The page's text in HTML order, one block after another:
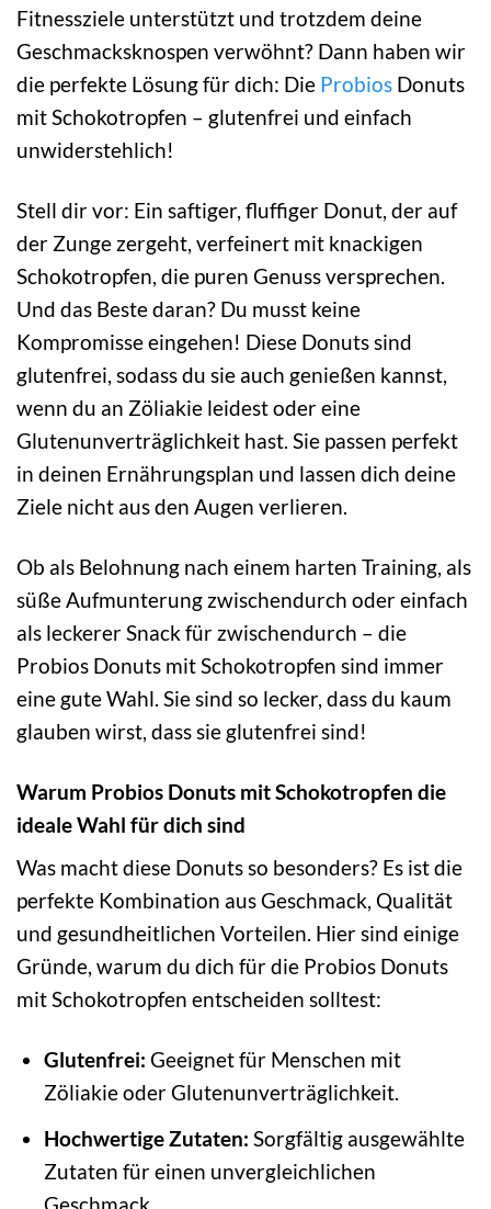
Fitnessziele unterstützt und trotzdem deine
Geschmacksknospen verwöhnt? Dann haben wir
die perfekte Lösung für dich: Die Probios Donuts
mit Schokotropfen – glutenfrei und einfach
unwiderstehlich!
Stell dir vor: Ein saftiger, fluffiger Donut, der auf
der Zunge zergeht, verfeinert mit knackigen
Schokotropfen, die puren Genuss versprechen.
Und das Beste daran? Du musst keine
Kompromisse eingehen! Diese Donuts sind
glutenfrei, sodass du sie auch genießen kannst,
wenn du an Zöliakie leidest oder eine
Glutenunverträglichkeit hast. Sie passen perfekt
in deinen Ernährungsplan und lassen dich deine
Ziele nicht aus den Augen verlieren.
Ob als Belohnung nach einem harten Training, als
süße Aufmunterung zwischendurch oder einfach
als leckerer Snack für zwischendurch – die
Probios Donuts mit Schokotropfen sind immer
eine gute Wahl. Sie sind so lecker, dass du kaum
glauben wirst, dass sie glutenfrei sind!
Warum Probios Donuts mit Schokotropfen die
ideale Wahl für dich sind
Was macht diese Donuts so besonders? Es ist die
perfekte Kombination aus Geschmack, Qualität
und gesundheitlichen Vorteilen. Hier sind einige
Gründe, warum du dich für die Probios Donuts
mit Schokotropfen entscheiden solltest:
Glutenfrei: Geeignet für Menschen mit
Zöliakie oder Glutenunverträglichkeit.
Hochwertige Zutaten: Sorgfältig ausgewählte
Zutaten für einen unvergleichlichen